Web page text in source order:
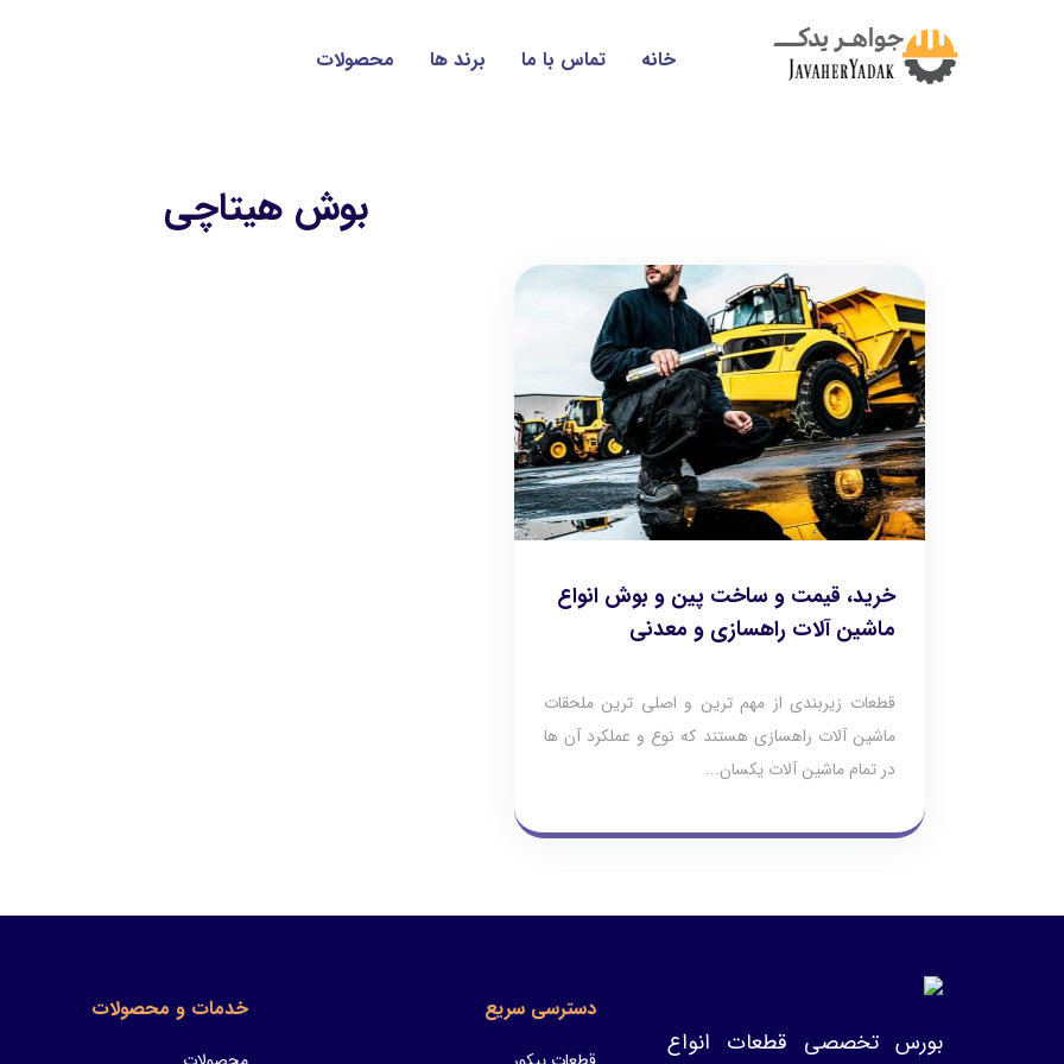
خانه تماس با ما برند ها محصولات
بوش هیتاچی
خرید، قیمت و ساخت پین و بوش انواع
ماشین آلات راهسازی و معدنی
قطعات زیربندی از مهم ترین و اصلی ترین ملحقات
ماشین آلات راهسازی هستند که نوع و عملکرد آن ها
در تمام ماشین آلات یکسان...
بورس تخصصی قطعات انواع
دسترسی سریع خدمات و محصولات